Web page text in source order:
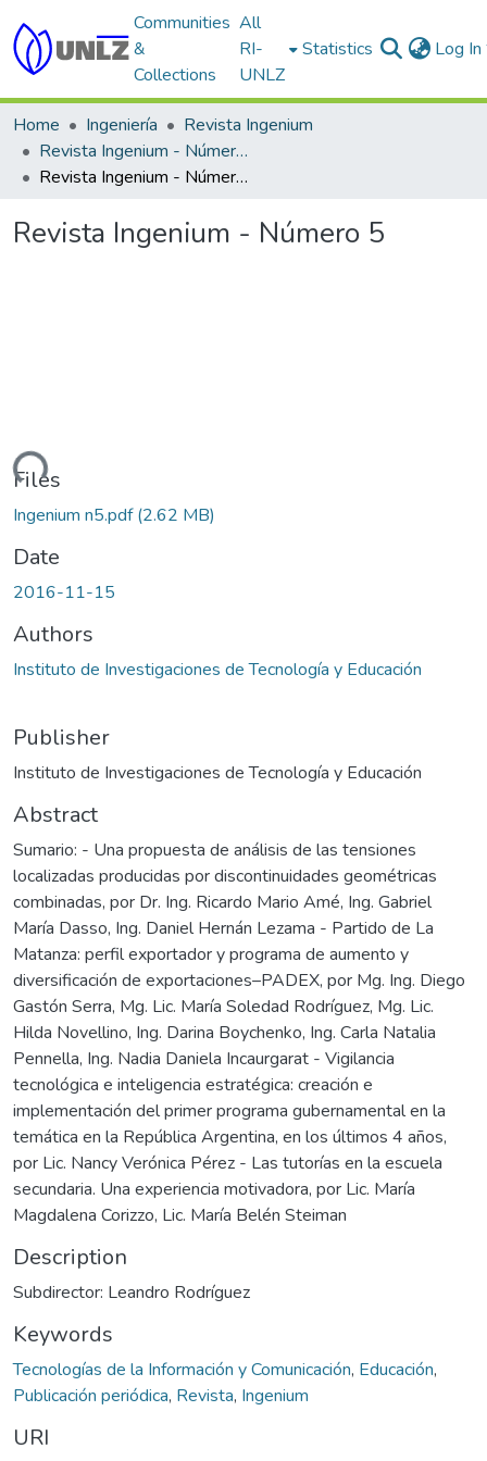
Communities
&
Collections
All
RI-
UNLZ
Statistics Log In
Home Ingeniería
Revista Ingenium
Revista Ingenium - Número 5
Revista Ingenium - Número 5
Revista Ingenium - Número 5
Files
Ingenium n5.pdf(2.62 MB)
Date
2016-11-15
Authors
Instituto de Investigaciones de Tecnología y Educación
Publisher
Instituto de Investigaciones de Tecnología y Educación
Abstract
Sumario: - Una propuesta de análisis de las tensiones
localizadas producidas por discontinuidades geométricas
combinadas, por Dr. Ing. Ricardo Mario Amé, Ing. Gabriel
María Dasso, Ing. Daniel Hernán Lezama - Partido de La
Matanza: perfil exportador y programa de aumento y
diversificación de exportaciones–PADEX, por Mg. Ing. Diego
Gastón Serra, Mg. Lic. María Soledad Rodríguez, Mg. Lic.
Hilda Novellino, Ing. Darina Boychenko, Ing. Carla Natalia
Pennella, Ing. Nadia Daniela Incaurgarat - Vigilancia
tecnológica e inteligencia estratégica: creación e
implementación del primer programa gubernamental en la
temática en la República Argentina, en los últimos 4 años,
por Lic. Nancy Verónica Pérez - Las tutorías en la escuela
secundaria. Una experiencia motivadora, por Lic. María
Magdalena Corizzo, Lic. María Belén Steiman
Description
Subdirector: Leandro Rodríguez
Keywords
Tecnologías de la Información y Comunicación, Educación,
Publicación periódica, Revista, Ingenium
URI